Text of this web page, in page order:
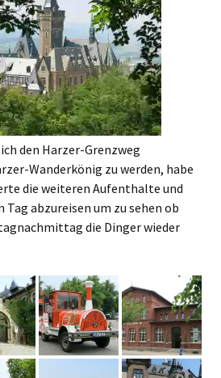
den Harzer-Grenzweg
Wanderkönig zu werden, habe
die weiteren Aufenthalte und
Tag abzureisen um zu sehen ob
die Dinger wieder